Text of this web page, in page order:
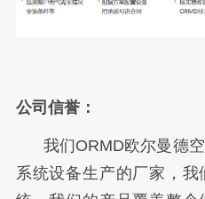
公司信誉：
我们ORMD欧尔曼德空
系统设备生产的厂家，